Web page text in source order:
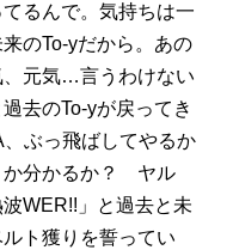
るんで。気持ちは一
のTo-yだから。あの
、元気…言うわけない
去のTo-yが戻ってき
ぶっ飛ばしてやるか
か分かるか？ ヤル
WER!!」と過去と未
ト獲りを誓ってい